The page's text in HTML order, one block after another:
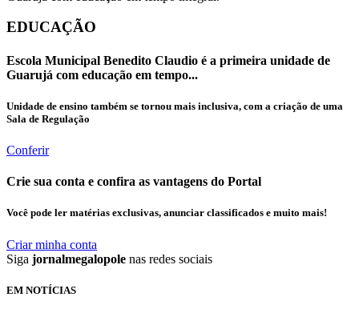
EDUCAÇÃO
Escola Municipal Benedito Claudio é a primeira unidade de
Guarujá com educação em tempo...
Unidade de ensino também se tornou mais inclusiva, com a criação de uma
Sala de Regulação
Conferir
Crie sua conta e confira as vantagens do Portal
Você pode ler matérias exclusivas, anunciar classificados e muito mais!
Criar minha conta
Siga jornalmegalopole nas redes sociais
EM NOTÍCIAS